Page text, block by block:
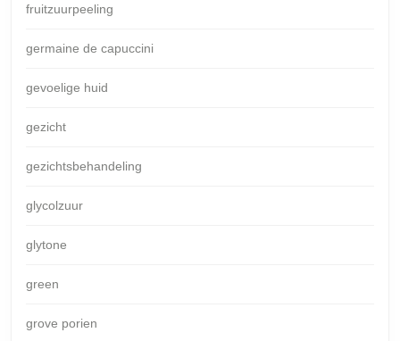
fruitzuurpeeling
germaine de capuccini
gevoelige huid
gezicht
gezichtsbehandeling
glycolzuur
glytone
green
grove porien